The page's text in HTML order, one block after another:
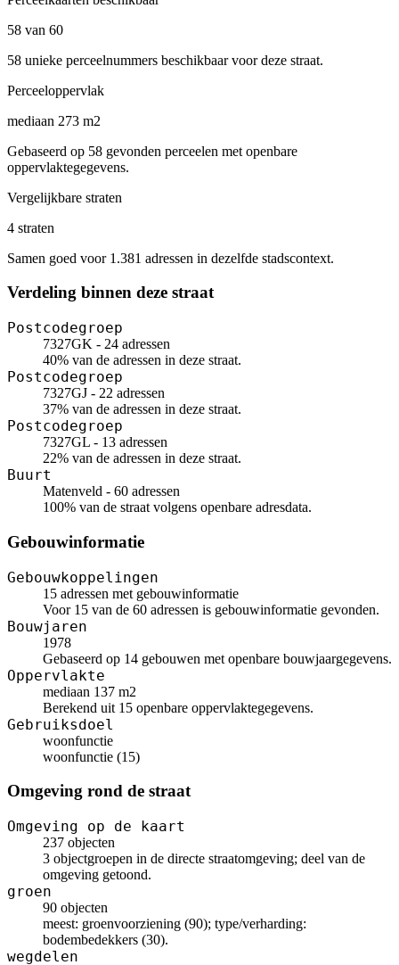
58 van 60
58 unieke perceelnummers beschikbaar voor deze straat.
Perceeloppervlak
mediaan 273 m2
Gebaseerd op 58 gevonden perceelen met openbare
oppervlaktegegevens.
Vergelijkbare straten
4 straten
Samen goed voor 1.381 adressen in dezelfde stadscontext.
Verdeling binnen deze straat
Postcodegroep
7327GK - 24 adressen
40% van de adressen in deze straat.
Postcodegroep
7327GJ - 22 adressen
37% van de adressen in deze straat.
Postcodegroep
7327GL - 13 adressen
22% van de adressen in deze straat.
Buurt
Matenveld - 60 adressen
100% van de straat volgens openbare adresdata.
Gebouwinformatie
Gebouwkoppelingen
15 adressen met gebouwinformatie
Voor 15 van de 60 adressen is gebouwinformatie gevonden.
Bouwjaren
1978
Gebaseerd op 14 gebouwen met openbare bouwjaargegevens.
Oppervlakte
mediaan 137 m2
Berekend uit 15 openbare oppervlaktegegevens.
Gebruiksdoel
woonfunctie
woonfunctie (15)
Omgeving rond de straat
Omgeving op de kaart
237 objecten
3 objectgroepen in de directe straatomgeving; deel van de
omgeving getoond.
groen
90 objecten
meest: groenvoorziening (90); type/verharding:
bodembedekkers (30).
wegdelen